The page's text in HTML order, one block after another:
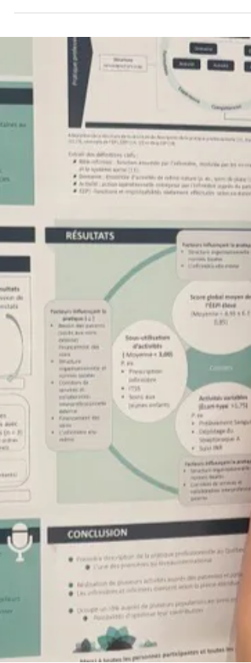
subvention de recherche de
de 100 000$
Marie-Eve Poitras a obtenu une subvention de
recherche de près de 100 000$ du Conseil de
recherches en sciences humaines du Canada
dans le cadre du concours Développement savoir
l’implantation d’un questionnaire sur l’expérience de
travail (CREM) auprès des personnes intervenantes
en protection de la jeunesse afin de documenter
réalité professionnelle et d’améliorer leur
de travail.